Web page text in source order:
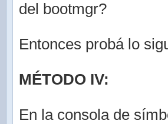
del bootmgr?
Entonces probá lo
MÉTODO IV:
En la consola de